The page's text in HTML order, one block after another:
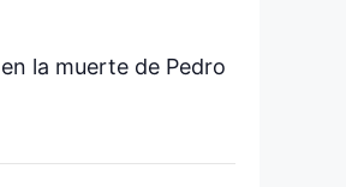
la muerte de Pedro